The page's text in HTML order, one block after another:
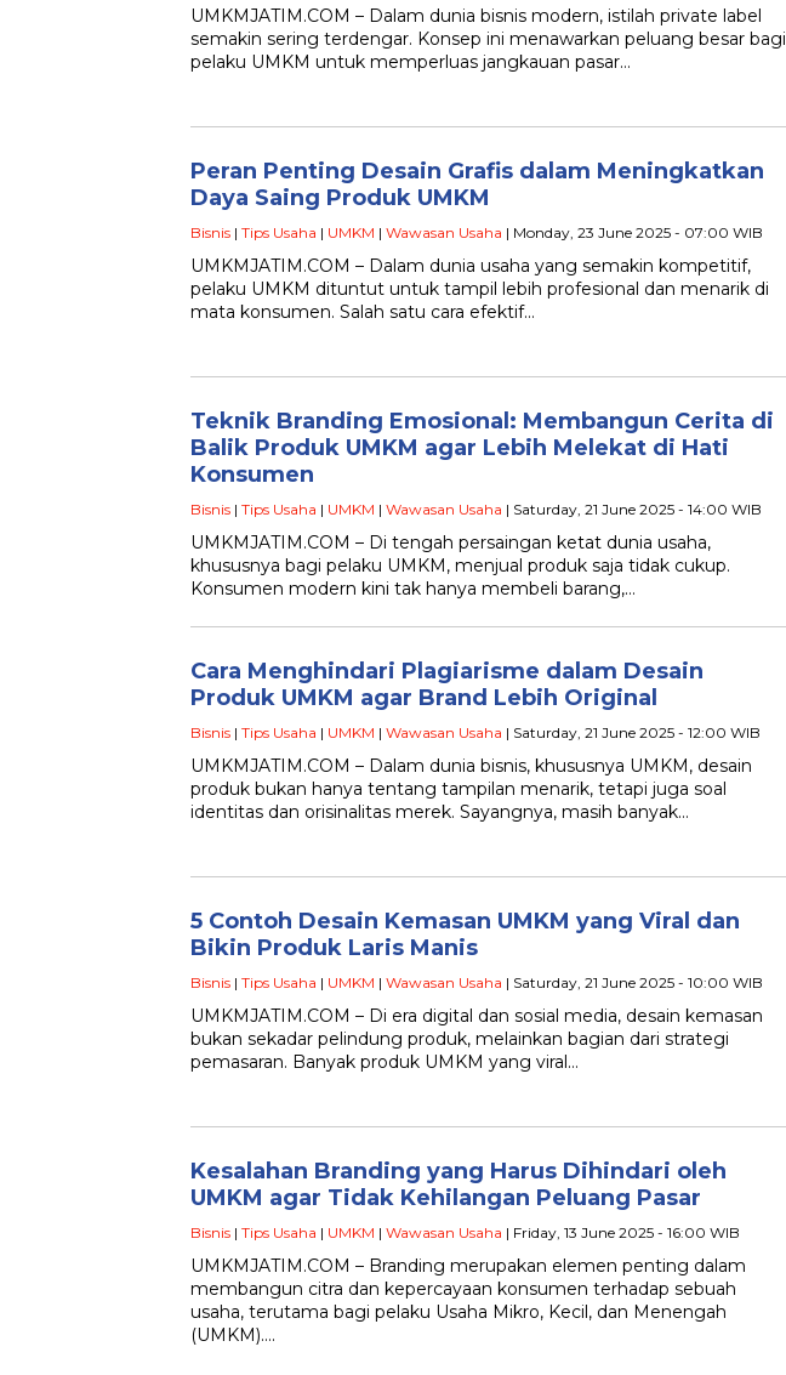
UMKMJATIM.COM – Dalam dunia bisnis modern, istilah private label
semakin sering terdengar. Konsep ini menawarkan peluang besar bagi
pelaku UMKM untuk memperluas jangkauan pasar…
Peran Penting Desain Grafis dalam Meningkatkan
Daya Saing Produk UMKM
Bisnis | Tips Usaha | UMKM | Wawasan Usaha | Monday, 23 June 2025 - 07:00 WIB
UMKMJATIM.COM – Dalam dunia usaha yang semakin kompetitif,
pelaku UMKM dituntut untuk tampil lebih profesional dan menarik di
mata konsumen. Salah satu cara efektif…
Teknik Branding Emosional: Membangun Cerita di
Balik Produk UMKM agar Lebih Melekat di Hati
Konsumen
Bisnis | Tips Usaha | UMKM | Wawasan Usaha | Saturday, 21 June 2025 - 14:00 WIB
UMKMJATIM.COM – Di tengah persaingan ketat dunia usaha,
khususnya bagi pelaku UMKM, menjual produk saja tidak cukup.
Konsumen modern kini tak hanya membeli barang,…
Cara Menghindari Plagiarisme dalam Desain
Produk UMKM agar Brand Lebih Original
Bisnis | Tips Usaha | UMKM | Wawasan Usaha | Saturday, 21 June 2025 - 12:00 WIB
UMKMJATIM.COM – Dalam dunia bisnis, khususnya UMKM, desain
produk bukan hanya tentang tampilan menarik, tetapi juga soal
identitas dan orisinalitas merek. Sayangnya, masih banyak…
5 Contoh Desain Kemasan UMKM yang Viral dan
Bikin Produk Laris Manis
Bisnis | Tips Usaha | UMKM | Wawasan Usaha | Saturday, 21 June 2025 - 10:00 WIB
UMKMJATIM.COM – Di era digital dan sosial media, desain kemasan
bukan sekadar pelindung produk, melainkan bagian dari strategi
pemasaran. Banyak produk UMKM yang viral…
Kesalahan Branding yang Harus Dihindari oleh
UMKM agar Tidak Kehilangan Peluang Pasar
Bisnis | Tips Usaha | UMKM | Wawasan Usaha | Friday, 13 June 2025 - 16:00 WIB
UMKMJATIM.COM – Branding merupakan elemen penting dalam
membangun citra dan kepercayaan konsumen terhadap sebuah
usaha, terutama bagi pelaku Usaha Mikro, Kecil, dan Menengah
(UMKM)….